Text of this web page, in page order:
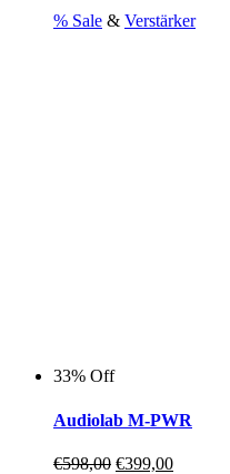
war:
ist:
% Sale & Verstärker
33% Off
Audiolab M-PWR
€598,00 Ursprünglicher
€399,00Aktueller